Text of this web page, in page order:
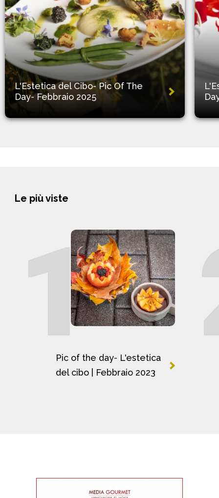
L'Estetica del Cibo- Pic Of The
Day- Febbraio 2025
Le più viste
1
Pic of the day- L'estetica
del cibo | Febbraio 2023